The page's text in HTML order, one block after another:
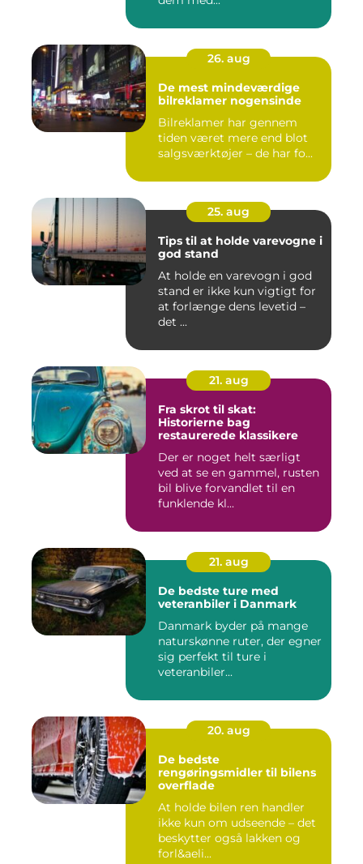
26. aug
De mest mindeværdige
bilreklamer nogensinde
Bilreklamer har gennem
tiden været mere end blot
salgsværktøjer – de har fo...
25. aug
Tips til at holde varevogne i
god stand
At holde en varevogn i god
stand er ikke kun vigtigt for
at forlænge dens levetid –
det ...
21. aug
Fra skrot til skat:
Historierne bag
restaurerede klassikere
Der er noget helt særligt
ved at se en gammel, rusten
bil blive forvandlet til en
funklende kl...
21. aug
De bedste ture med
veteranbiler i Danmark
Danmark byder på mange
naturskønne ruter, der egner
sig perfekt til ture i
veteranbiler...
20. aug
De bedste
rengøringsmidler til bilens
overflade
At holde bilen ren handler
ikke kun om udseende – det
beskytter også lakken og
forl&aeli...